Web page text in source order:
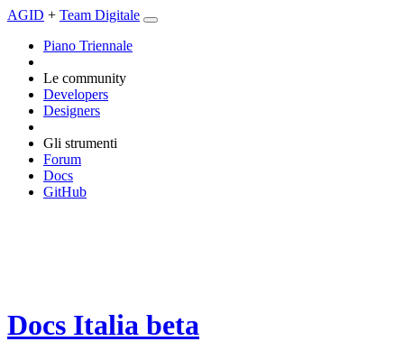
AGID + Team Digitale
Piano Triennale
Le community
Developers
Designers
Gli strumenti
Forum
Docs
GitHub
Docs Italia beta